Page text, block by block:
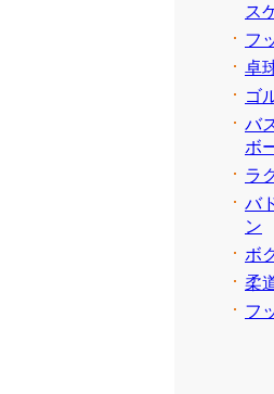
ス
フ
卓
ゴ
バ
ボ
ラ
バ
ン
ボ
柔
フ